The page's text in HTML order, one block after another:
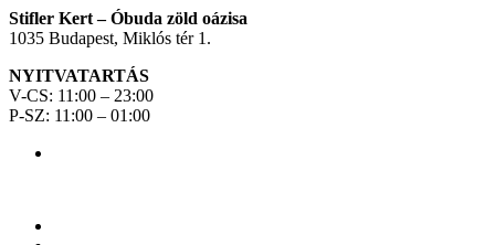
Stifler Kert – Óbuda zöld oázisa
1035 Budapest, Miklós tér 1.
NYITVATARTÁS
V-CS: 11:00 – 23:00
P-SZ: 11:00 – 01:00